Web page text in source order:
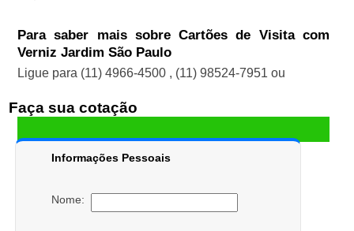
Para saber mais sobre Cartões de Visita com
Verniz Jardim São Paulo
Ligue para (11) 4966-4500 , (11) 98524-7951 ou
Faça sua cotação
Informações Pessoais
Nome: